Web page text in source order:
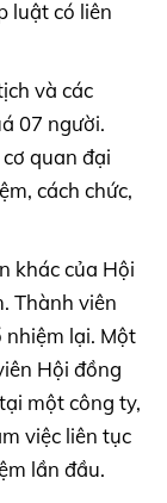
luật có liên
và các
07 người.
quan đại
cách chức,
khác của Hội
Thành viên
nhiệm lại. Một
Hội đồng
một công ty,
việc liên tục
lần đầu.